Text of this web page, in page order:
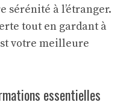
sérénité à l’étranger.
tout en gardant à
votre meilleure
essentielles